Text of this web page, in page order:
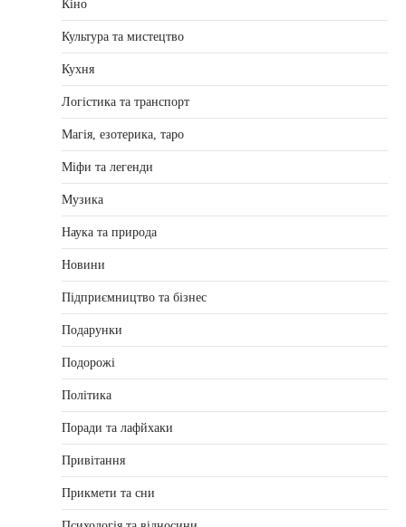
Кіно
Культура та мистецтво
Кухня
Логістика та транспорт
Магія, езотерика, таро
Міфи та легенди
Музика
Наука та природа
Новини
Підприємництво та бізнес
Подарунки
Подорожі
Політика
Поради та лафйхаки
Привітання
Прикмети та сни